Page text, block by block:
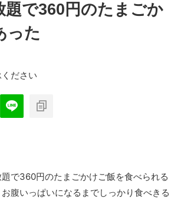
題で360円のたまごか
った
ださい
blog/wp-
で360円のたまごかけご飯を食べられる
腹いっぱいになるまでしっかり食べきる